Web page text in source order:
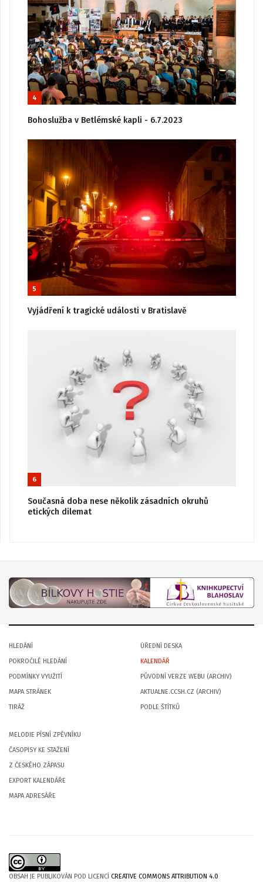
4
Bohoslužba v Betlémské kapli - 6.7.2023
5
Vyjádření k tragické události v Bratislavě
6
Současná doba nese několik zásadních okruhů
etických dilemat
HLEDÁNÍ
POKROČILÉ HLEDÁNÍ
PODMÍNKY VYUŽITÍ
MAPA STRÁNEK
TIRÁŽ
ÚŘEDNÍ DESKA
KALENDÁŘ
PŮVODNÍ VERZE WEBU (ARCHIV)
AKTUALNE.CCSH.CZ (ARCHIV)
PODLE ŠTÍTKŮ
MELODIE PÍSNÍ ZPĚVNÍKU
ČASOPISY KE STAŽENÍ
Z ČESKÉHO ZÁPASU
EXPORT KALENDÁŘE
MAPA ADRESÁŘE
OBSAH JE PUBLIKOVÁN POD LICENCÍ CREATIVE COMMONS ATTRIBUTION 4.0